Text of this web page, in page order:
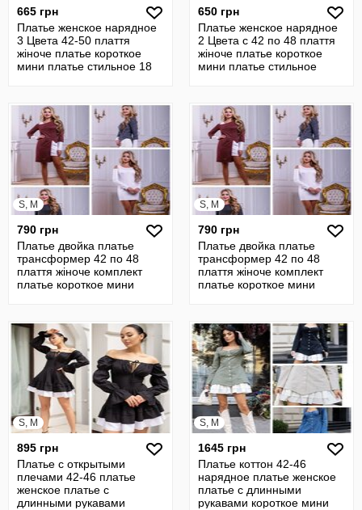
665 грн
Платье женское нарядное
3 Цвета 42-50 плаття
жіноче платье короткое
мини платье стильное 18
650 грн
Платье женское нарядное
2 Цвета с 42 по 48 плаття
жіноче платье короткое
мини платье стильное
S, M
790 грн
Платье двойка платье
трансформер 42 по 48
плаття жіноче комплект
платье короткое мини
S, M
790 грн
Платье двойка платье
трансформер 42 по 48
плаття жіноче комплект
платье короткое мини
S, M
895 грн
Платье с открытыми
плечами 42-46 платье
женское платье с
длинными рукавами
S, M
1645 грн
Платье коттон 42-46
нарядное платье женское
платье с длинными
рукавами короткое мини